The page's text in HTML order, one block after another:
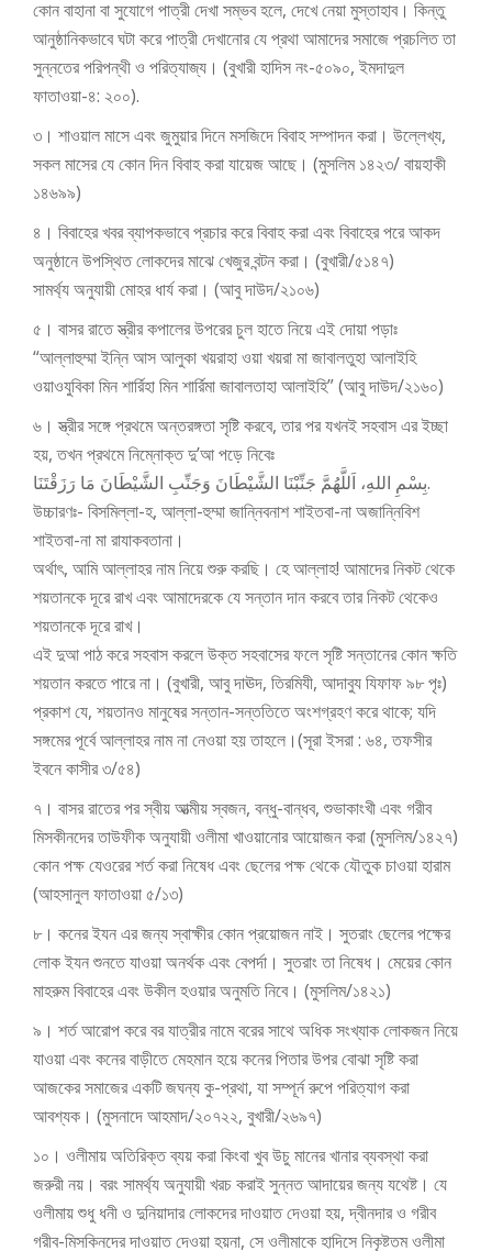
কোন বাহানা বা সুযোগে পাত্রী দেখা সম্ভব হলে, দেখে নেয়া মুস্তাহাব। কিন্তু
আনুষ্ঠানিকভাবে ঘটা করে পাত্রী দেখানোর যে প্রথা আমাদের সমাজে প্রচলিত তা
সুন্নতের পরিপন্থী ও পরিত্যাজ্য। (বুখারী হাদিস নং-৫০৯০, ইমদাদুল
ফাতাওয়া-৪: ২০০).
৩। শাওয়াল মাসে এবং জুমুয়ার দিনে মসজিদে বিবাহ সম্পাদন করা। উল্লেখ্য,
সকল মাসের যে কোন দিন বিবাহ করা যায়েজ আছে। (মুসলিম ১৪২৩/ বায়হাকী
১৪৬৯৯)
৪। বিবাহের খবর ব্যাপকভাবে প্রচার করে বিবাহ করা এবং বিবাহের পরে আকদ
অনুষ্ঠানে উপস্থিত লোকদের মাঝে খেজুর বন্টন করা। (বুখারী/৫১৪৭)
সামর্থ্য অনুযায়ী মোহর ধার্য করা। (আবু দাউদ/২১০৬)
৫। বাসর রাতে স্ত্রীর কপালের উপরের চুল হাতে নিয়ে এই দোয়া পড়াঃ
“আল্লাহুম্মা ইন্নি আস আলুকা খয়রাহা ওয়া খয়রা মা জাবালতুহা আলাইহি
ওয়াওযুবিকা মিন শার্রিহা মিন শার্রিমা জাবালতাহা আলাইহি” (আবু দাউদ/২১৬০)
৬। স্ত্রীর সঙ্গে প্রথমে অন্তরঙ্গতা সৃষ্টি করবে, তার পর যখনই সহবাস এর ইচ্ছা
হয়, তখন প্রথমে নিম্নোক্ত দু’আ পড়ে নিবেঃ
بِسْمِ اللهِ، اَللَّهُمَّ جَنِّبْنَا الشَّيْطَانَ وَجَنِّبِ الشَّيْطَانَ مَا رَزَقْتَنَا.
উচ্চারণঃ- বিসমিল্লা-হ, আল্লা-হুম্মা জান্নিবনাশ শাইতবা-না অজান্নিবিশ
শাইতবা-না মা রাযাকবতানা।
অর্থাৎ, আমি আল্লাহর নাম নিয়ে শুরু করছি। হে আল্লাহ! আমাদের নিকট থেকে
শয়তানকে দূরে রাখ এবং আমাদেরকে যে সন্তান দান করবে তার নিকট থেকেও
শয়তানকে দূরে রাখ।
এই দুআ পাঠ করে সহবাস করলে উক্ত সহবাসের ফলে সৃষ্টি সন্তানের কোন ক্ষতি
শয়তান করতে পারে না। (বুখারী, আবু দাঊদ, তিরমিযী, আদাবুয যিফাফ ৯৮ পৃঃ)
প্রকাশ যে, শয়তানও মানুষের সন্তান-সন্ততিতে অংশগ্রহণ করে থাকে; যদি
সঙ্গমের পূর্বে আল্লাহর নাম না নেওয়া হয় তাহলে।(সূরা ইসরা : ৬৪, তফসীর
ইবনে কাসীর ৩/৫৪)
৭। বাসর রাতের পর স্বীয় আত্মীয় স্বজন, বন্ধু-বান্ধব, শুভাকাংখী এবং গরীব
মিসকীনদের তাউফীক অনুযায়ী ওলীমা খাওয়ানোর আয়োজন করা (মুসলিম/১৪২৭)
কোন পক্ষ যেওরের শর্ত করা নিষেধ এবং ছেলের পক্ষ থেকে যৌতুক চাওয়া হারাম
(আহসানুল ফাতাওয়া ৫/১৩)
৮। কনের ইযন এর জন্য স্বাক্ষীর কোন প্রয়োজন নাই। সুতরাং ছেলের পক্ষের
লোক ইযন শুনতে যাওয়া অনর্থক এবং বেপর্দা। সুতরাং তা নিষেধ। মেয়ের কোন
মাহরুম বিবাহের এবং উকীল হওয়ার অনুমতি নিবে। (মুসলিম/১৪২১)
৯। শর্ত আরোপ করে বর যাত্রীর নামে বরের সাথে অধিক সংখ্যাক লোকজন নিয়ে
যাওয়া এবং কনের বাড়ীতে মেহমান হয়ে কনের পিতার উপর বোঝা সৃষ্টি করা
আজকের সমাজের একটি জঘন্য কু-প্রথা, যা সম্পূর্ন রুপে পরিত্যাগ করা
আবশ্যক। (মুসনাদে আহমাদ/২০৭২২, বুখারী/২৬৯৭)
১০। ওলীমায় অতিরিক্ত ব্যয় করা কিংবা খুব উচু মানের খানার ব্যবস্থা করা
জরুরী নয়। বরং সামর্থ্য অনুযায়ী খরচ করাই সুন্নত আদায়ের জন্য যথেষ্ট। যে
ওলীমায় শুধু ধনী ও দুনিয়াদার লোকদের দাওয়াত দেওয়া হয়, দ্বীনদার ও গরীব
গরীব-মিসকিনদের দাওয়াত দেওয়া হয়না, সে ওলীমাকে হাদিসে নিকৃষ্টতম ওলীমা